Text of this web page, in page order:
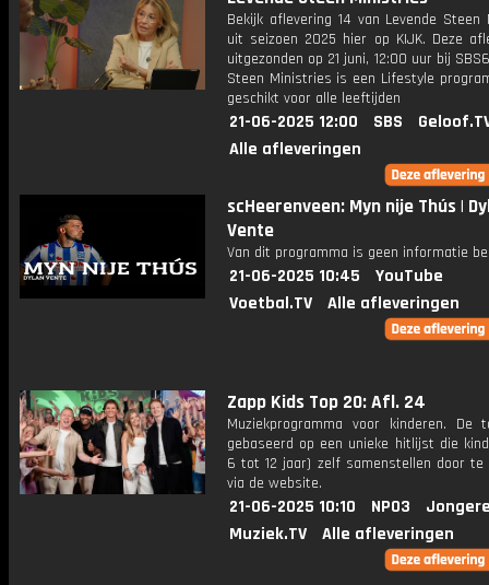
Bekijk aflevering 14 van Levende Steen
uit seizoen 2025 hier op KIJK. Deze
uitgezonden op 21 juni, 12:00 uur bij
Steen Ministries is een Lifestyle
geschikt voor alle leeftijden
21-06-2025 12:00 SBS
Alle afleveringen
scHeerenveen: Myn nije Thús |
Vente
Van dit programma is geen informatie
21-06-2025 10:45
YouTube
Voetbal.TV
Alle afleveringen
Zapp Kids Top 20: Afl. 24
Muziekprogramma voor kinderen.
gebaseerd op een unieke hitlijst die
6 tot 12 jaar) zelf samenstellen door te
via de website.
21-06-2025 10:10 NPO3
Muziek.TV
Alle afleveringen